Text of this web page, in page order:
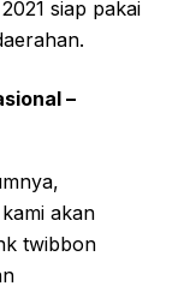
siap pakai
–
akan
twibbon